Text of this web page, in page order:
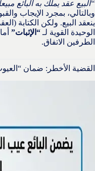
“البيع عقد يملك به البائع
وبالتالي، بمجرد الإيجاب
ينعقد البيع. ولكن الكتابة
الوحيدة القوية لـ “الإثبات”
الطرفين الاتفاق.
القضية الأخطر: ضمان “العيوب